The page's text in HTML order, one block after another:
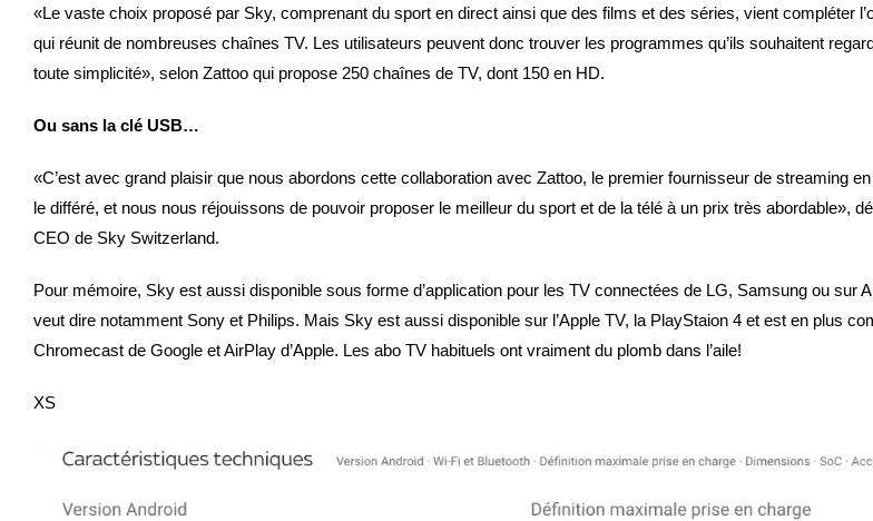
«Le vaste choix proposé par Sky, comprenant du sport en direct ainsi que des films et des séries, vient compléter
qui réunit de nombreuses chaînes TV. Les utilisateurs peuvent donc trouver les programmes qu’ils souhaitent
toute simplicité», selon Zattoo qui propose 250 chaînes de TV, dont 150 en HD.
Ou sans la clé USB…
«C’est avec grand plaisir que nous abordons cette collaboration avec Zattoo, le premier fournisseur de streaming
le différé, et nous nous réjouissons de pouvoir proposer le meilleur du sport et de la télé à un prix très abordable»,
CEO de Sky Switzerland.
Pour mémoire, Sky est aussi disponible sous forme d’application pour les TV connectées de LG, Samsung ou sur
veut dire notamment Sony et Philips. Mais Sky est aussi disponible sur l’Apple TV, la PlayStaion 4 et est en plus
Chromecast de Google et AirPlay d’Apple. Les abo TV habituels ont vraiment du plomb dans l’aile!
XS